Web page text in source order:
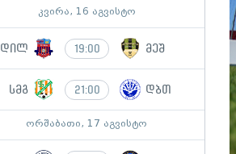
კვირა, 16 აგვისტო
დილ 19:00 მეშ
სმგ 21:00 დბთ
ორშაბათი, 17 აგვისტო